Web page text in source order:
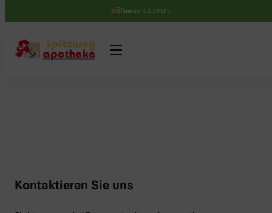
Öffnetum 08:30 Uhr
Kontaktieren Sie uns